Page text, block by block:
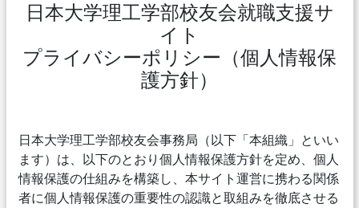
日本大学理工学部校友会就職支援サ
イト
プライバシーポリシー（個人情報保
護方針）
日本大学理工学部校友会事務局（以下「本組織」といい
ます）は、以下のとおり個人情報保護方針を定め、個人
情報保護の仕組みを構築し、本サイト運営に携わる関係
者に個人情報保護の重要性の認識と取組みを徹底させる